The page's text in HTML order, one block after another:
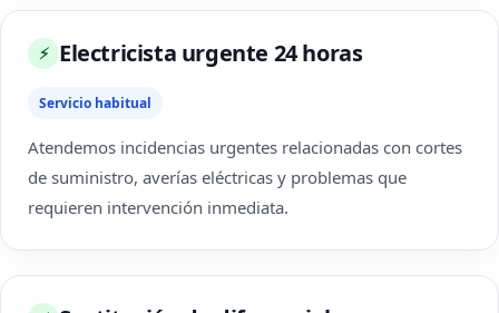
⚡ Electricista urgente 24 horas
Servicio habitual
Atendemos incidencias urgentes relacionadas con cortes
de suministro, averías eléctricas y problemas que
requieren intervención inmediata.